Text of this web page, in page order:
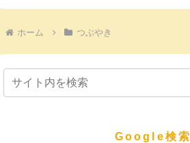
ホーム つぶやき
Google検索